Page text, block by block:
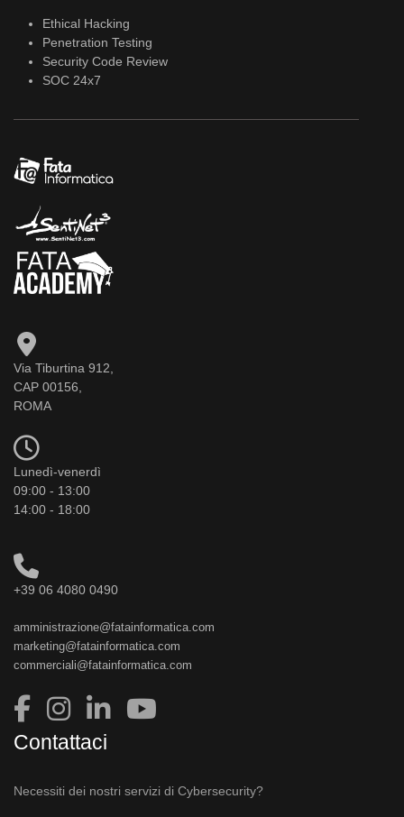
Ethical Hacking
Penetration Testing
Security Code Review
SOC 24x7
Via Tiburtina 912,
CAP 00156,
ROMA
Lunedì-venerdì
09:00 - 13:00
14:00 - 18:00
+39 06 4080 0490
amministrazione@fatainformatica.com
marketing@fatainformatica.com
commerciali@fatainformatica.com
Contattaci
Necessiti dei nostri servizi di Cybersecurity?